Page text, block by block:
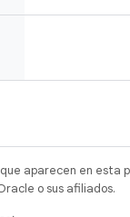
aparecen en
o sus afiliados.